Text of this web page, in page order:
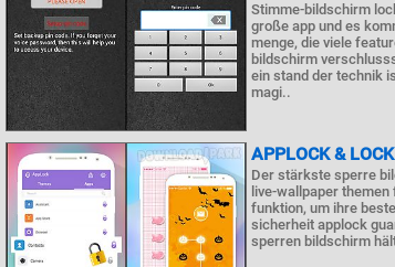
Stimme-bildschirm
große app und es
menge, die viele
bildschirm
ein stand der technik
magi..
APPLOCK &
Der stärkste sperre
live-wallpaper themen
funktion, um ihre
sicherheit applock
sperren bildschirm